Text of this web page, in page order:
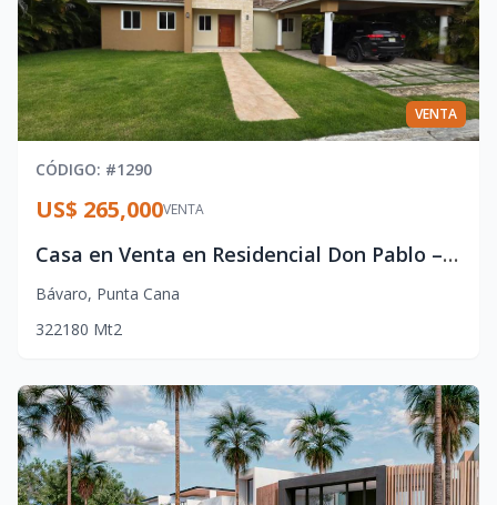
VENTA
CÓDIGO: #1290
VENTA
US$ 265,000
Casa en Venta en Residencial Don Pablo – Punta Cana
Bávaro, Punta Cana
322180 Mt2